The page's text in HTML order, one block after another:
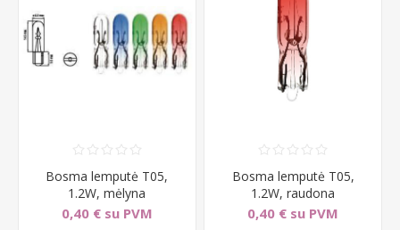
Bosma lemputė T05,
1.2W, mėlyna
0,40 € su PVM
Bosma lemputė T05,
1.2W, raudona
0,40 € su PVM